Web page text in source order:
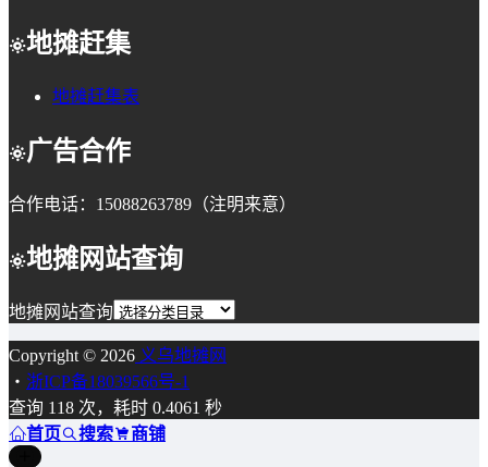
地摊赶集
地摊赶集表
广告合作
合作电话：15088263789（注明来意）
地摊网站查询
地摊网站查询
Copyright © 2026 义乌地摊网
・ 浙ICP备18039566号-1
查询 118 次，耗时 0.4061 秒
首页
搜索 商铺